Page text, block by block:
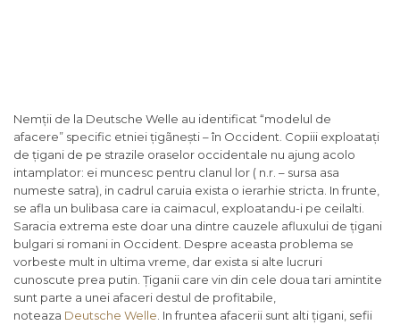
Nemții de la Deutsche Welle au identificat “modelul de
afacere” specific etniei țigãnești – în Occident. Copiii exploatați
de țigani de pe strazile oraselor occidentale nu ajung acolo
intamplator: ei muncesc pentru clanul lor ( n.r. – sursa asa
numeste satra), in cadrul caruia exista o ierarhie stricta. In frunte,
se afla un bulibasa care ia caimacul, exploatandu-i pe ceilalti.
Saracia extrema este doar una dintre cauzele afluxului de țigani
bulgari si romani in Occident. Despre aceasta problema se
vorbeste mult in ultima vreme, dar exista si alte lucruri
cunoscute prea putin. Țiganii care vin din cele doua tari amintite
sunt parte a unei afaceri destul de profitabile,
noteaza Deutsche Welle . In fruntea afacerii sunt alti țigani, sefii